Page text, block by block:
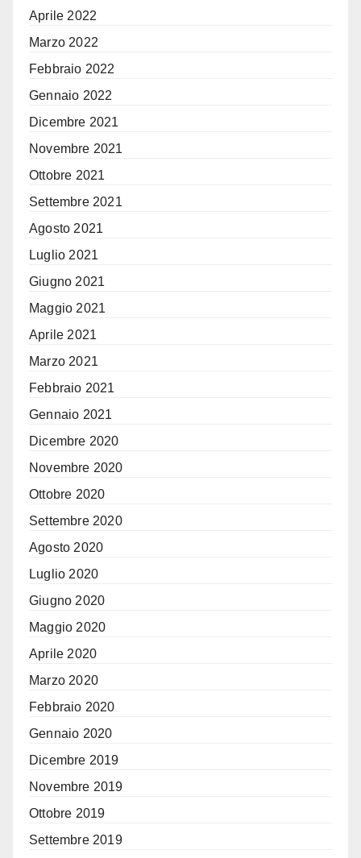
Aprile 2022
Marzo 2022
Febbraio 2022
Gennaio 2022
Dicembre 2021
Novembre 2021
Ottobre 2021
Settembre 2021
Agosto 2021
Luglio 2021
Giugno 2021
Maggio 2021
Aprile 2021
Marzo 2021
Febbraio 2021
Gennaio 2021
Dicembre 2020
Novembre 2020
Ottobre 2020
Settembre 2020
Agosto 2020
Luglio 2020
Giugno 2020
Maggio 2020
Aprile 2020
Marzo 2020
Febbraio 2020
Gennaio 2020
Dicembre 2019
Novembre 2019
Ottobre 2019
Settembre 2019